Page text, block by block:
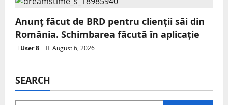
Anunț făcut de BRD pentru clienții săi din
România. Schimbarea făcută în aplicație
User 8 August 6, 2026
SEARCH